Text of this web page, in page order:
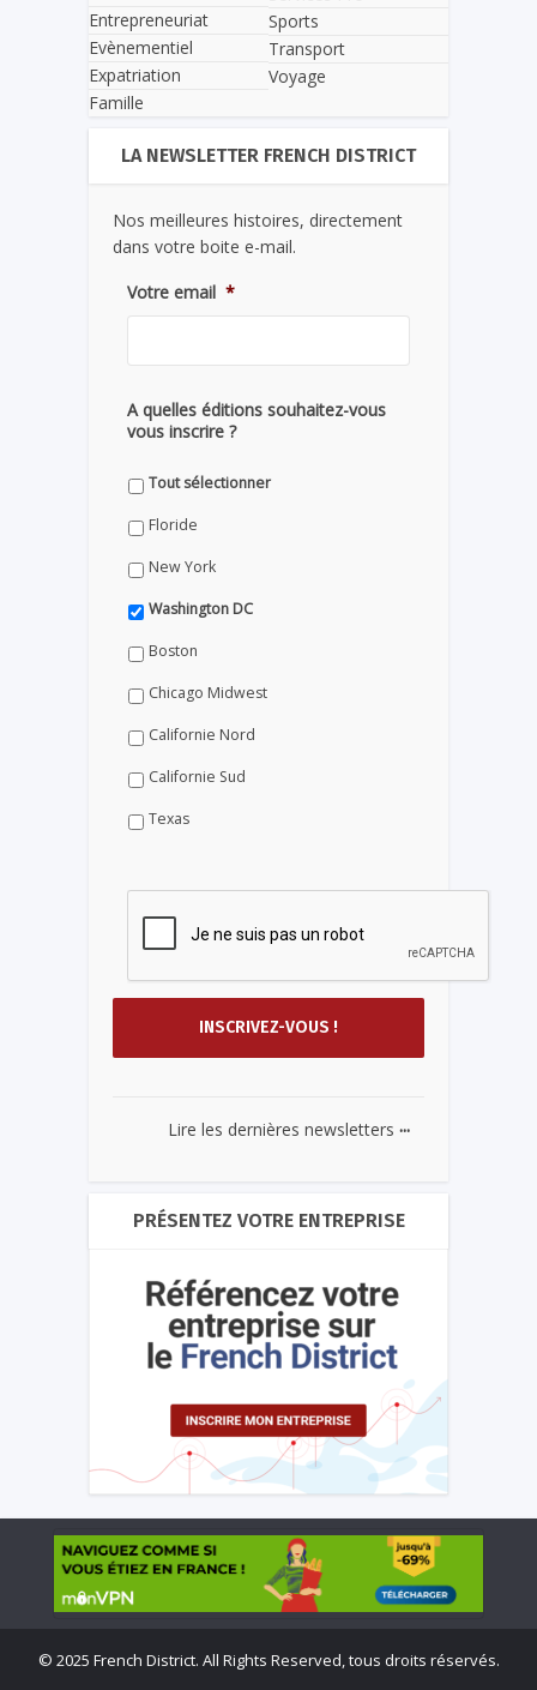
Entrepreneuriat
Evènementiel
Expatriation
Famille
Sports
Transport
Voyage
LA NEWSLETTER FRENCH DISTRICT
Nos meilleures histoires, directement
dans votre boite e-mail.
Votre email *
A quelles éditions souhaitez-vous
vous inscrire ?
Tout sélectionner
Floride
New York
Washington DC
Boston
Chicago Midwest
Californie Nord
Californie Sud
Texas
Lire les dernières newsletters ...
PRÉSENTEZ VOTRE ENTREPRISE
© 2025 French District. All Rights Reserved, tous droits réservés.